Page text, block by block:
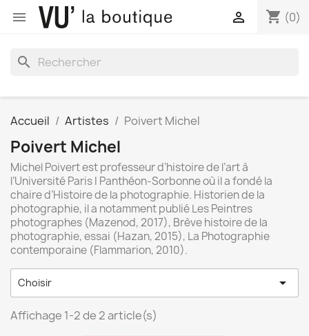
 shopping_cart (0)

search
Accueil Artistes Poivert Michel
Poivert Michel
Michel Poivert est professeur d’histoire de l’art à
l’Université Paris I Panthéon-Sorbonne où il a fondé la
chaire d’Histoire de la photographie. Historien de la
photographie, il a notamment publié Les Peintres
photographes (Mazenod, 2017), Brève histoire de la
photographie, essai (Hazan, 2015), La Photographie
contemporaine (Flammarion, 2010).
Choisir 
Affichage 1-2 de 2 article(s)